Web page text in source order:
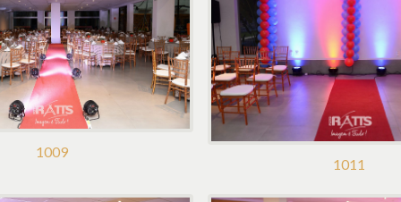
1009
1011